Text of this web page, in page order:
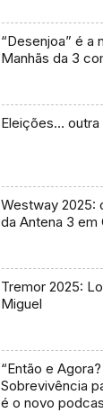
“Desenjoa” é a
Manhãs da 3
Eleições… outra
Westway 2025:
da Antena 3 em
Tremor 2025:
Miguel
“Então e
Sobrevivência
é o novo